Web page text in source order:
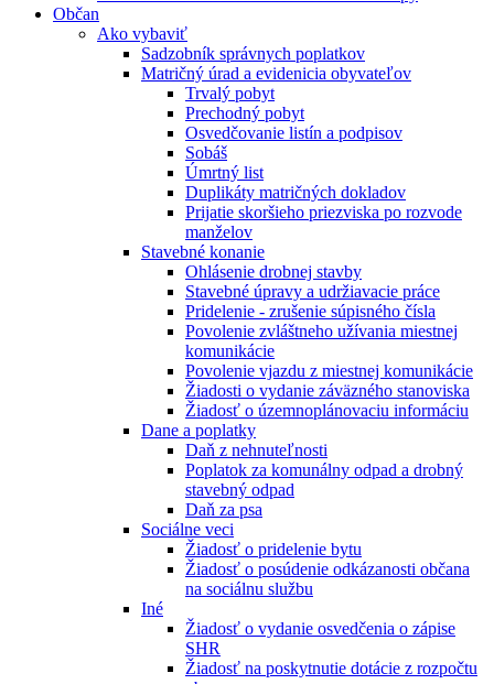
Občan
Ako vybaviť
Sadzobník správnych poplatkov
Matričný úrad a evidenicia obyvateľov
Trvalý pobyt
Prechodný pobyt
Osvedčovanie listín a podpisov
Sobáš
Úmrtný list
Duplikáty matričných dokladov
Prijatie skoršieho priezviska po rozvode
manželov
Stavebné konanie
Ohlásenie drobnej stavby
Stavebné úpravy a udržiavacie práce
Pridelenie - zrušenie súpisného čísla
Povolenie zvláštneho užívania miestnej
komunikácie
Povolenie vjazdu z miestnej komunikácie
Žiadosti o vydanie záväzného stanoviska
Žiadosť o územnoplánovaciu informáciu
Dane a poplatky
Daň z nehnuteľnosti
Poplatok za komunálny odpad a drobný
stavebný odpad
Daň za psa
Sociálne veci
Žiadosť o pridelenie bytu
Žiadosť o posúdenie odkázanosti občana
na sociálnu službu
Iné
Žiadosť o vydanie osvedčenia o zápise
SHR
Žiadosť na poskytnutie dotácie z rozpočtu